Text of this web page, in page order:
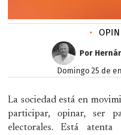
•
Por
domingo 25 de
La sociedad está en
participar, opinar, ser
electorales. Está